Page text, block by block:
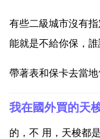
有些二級城市沒有
能就是不給你保，誰
帶著表和保卡去當地
的，不 用，天梭都